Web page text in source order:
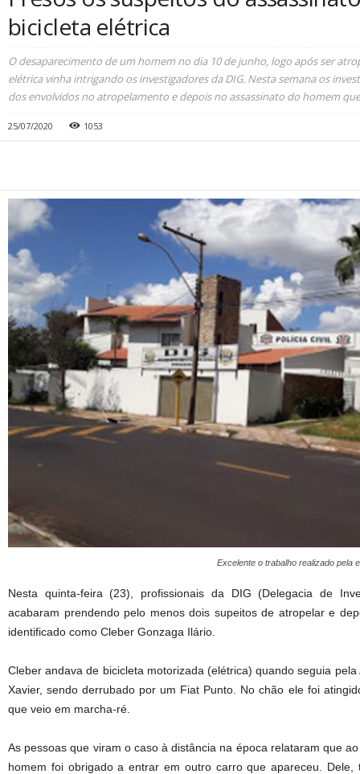
bicicleta elétrica
O desaparecimento de um homem no dia 10 de junho, logo após ser
elétrica vinha intrigando os investigadores da DIG. Nesta semana os
dos envolvidos no atropelamento e depois no assassinato do homem
25/07/2020 1053
Excelente o trabalho realizado pela
Nesta quinta-feira (23), profissionais da DIG (Delegacia de
acabaram prendendo pelo menos dois supeitos de atropelar e
identificado como Cleber Gonzaga Ilário.
Cleber andava de bicicleta motorizada (elétrica) quando seguia
Xavier, sendo derrubado por um Fiat Punto. No chão ele foi
que veio em marcha-ré.
As pessoas que viram o caso à distância na época relataram que
homem foi obrigado a entrar em outro carro que apareceu. Dele,